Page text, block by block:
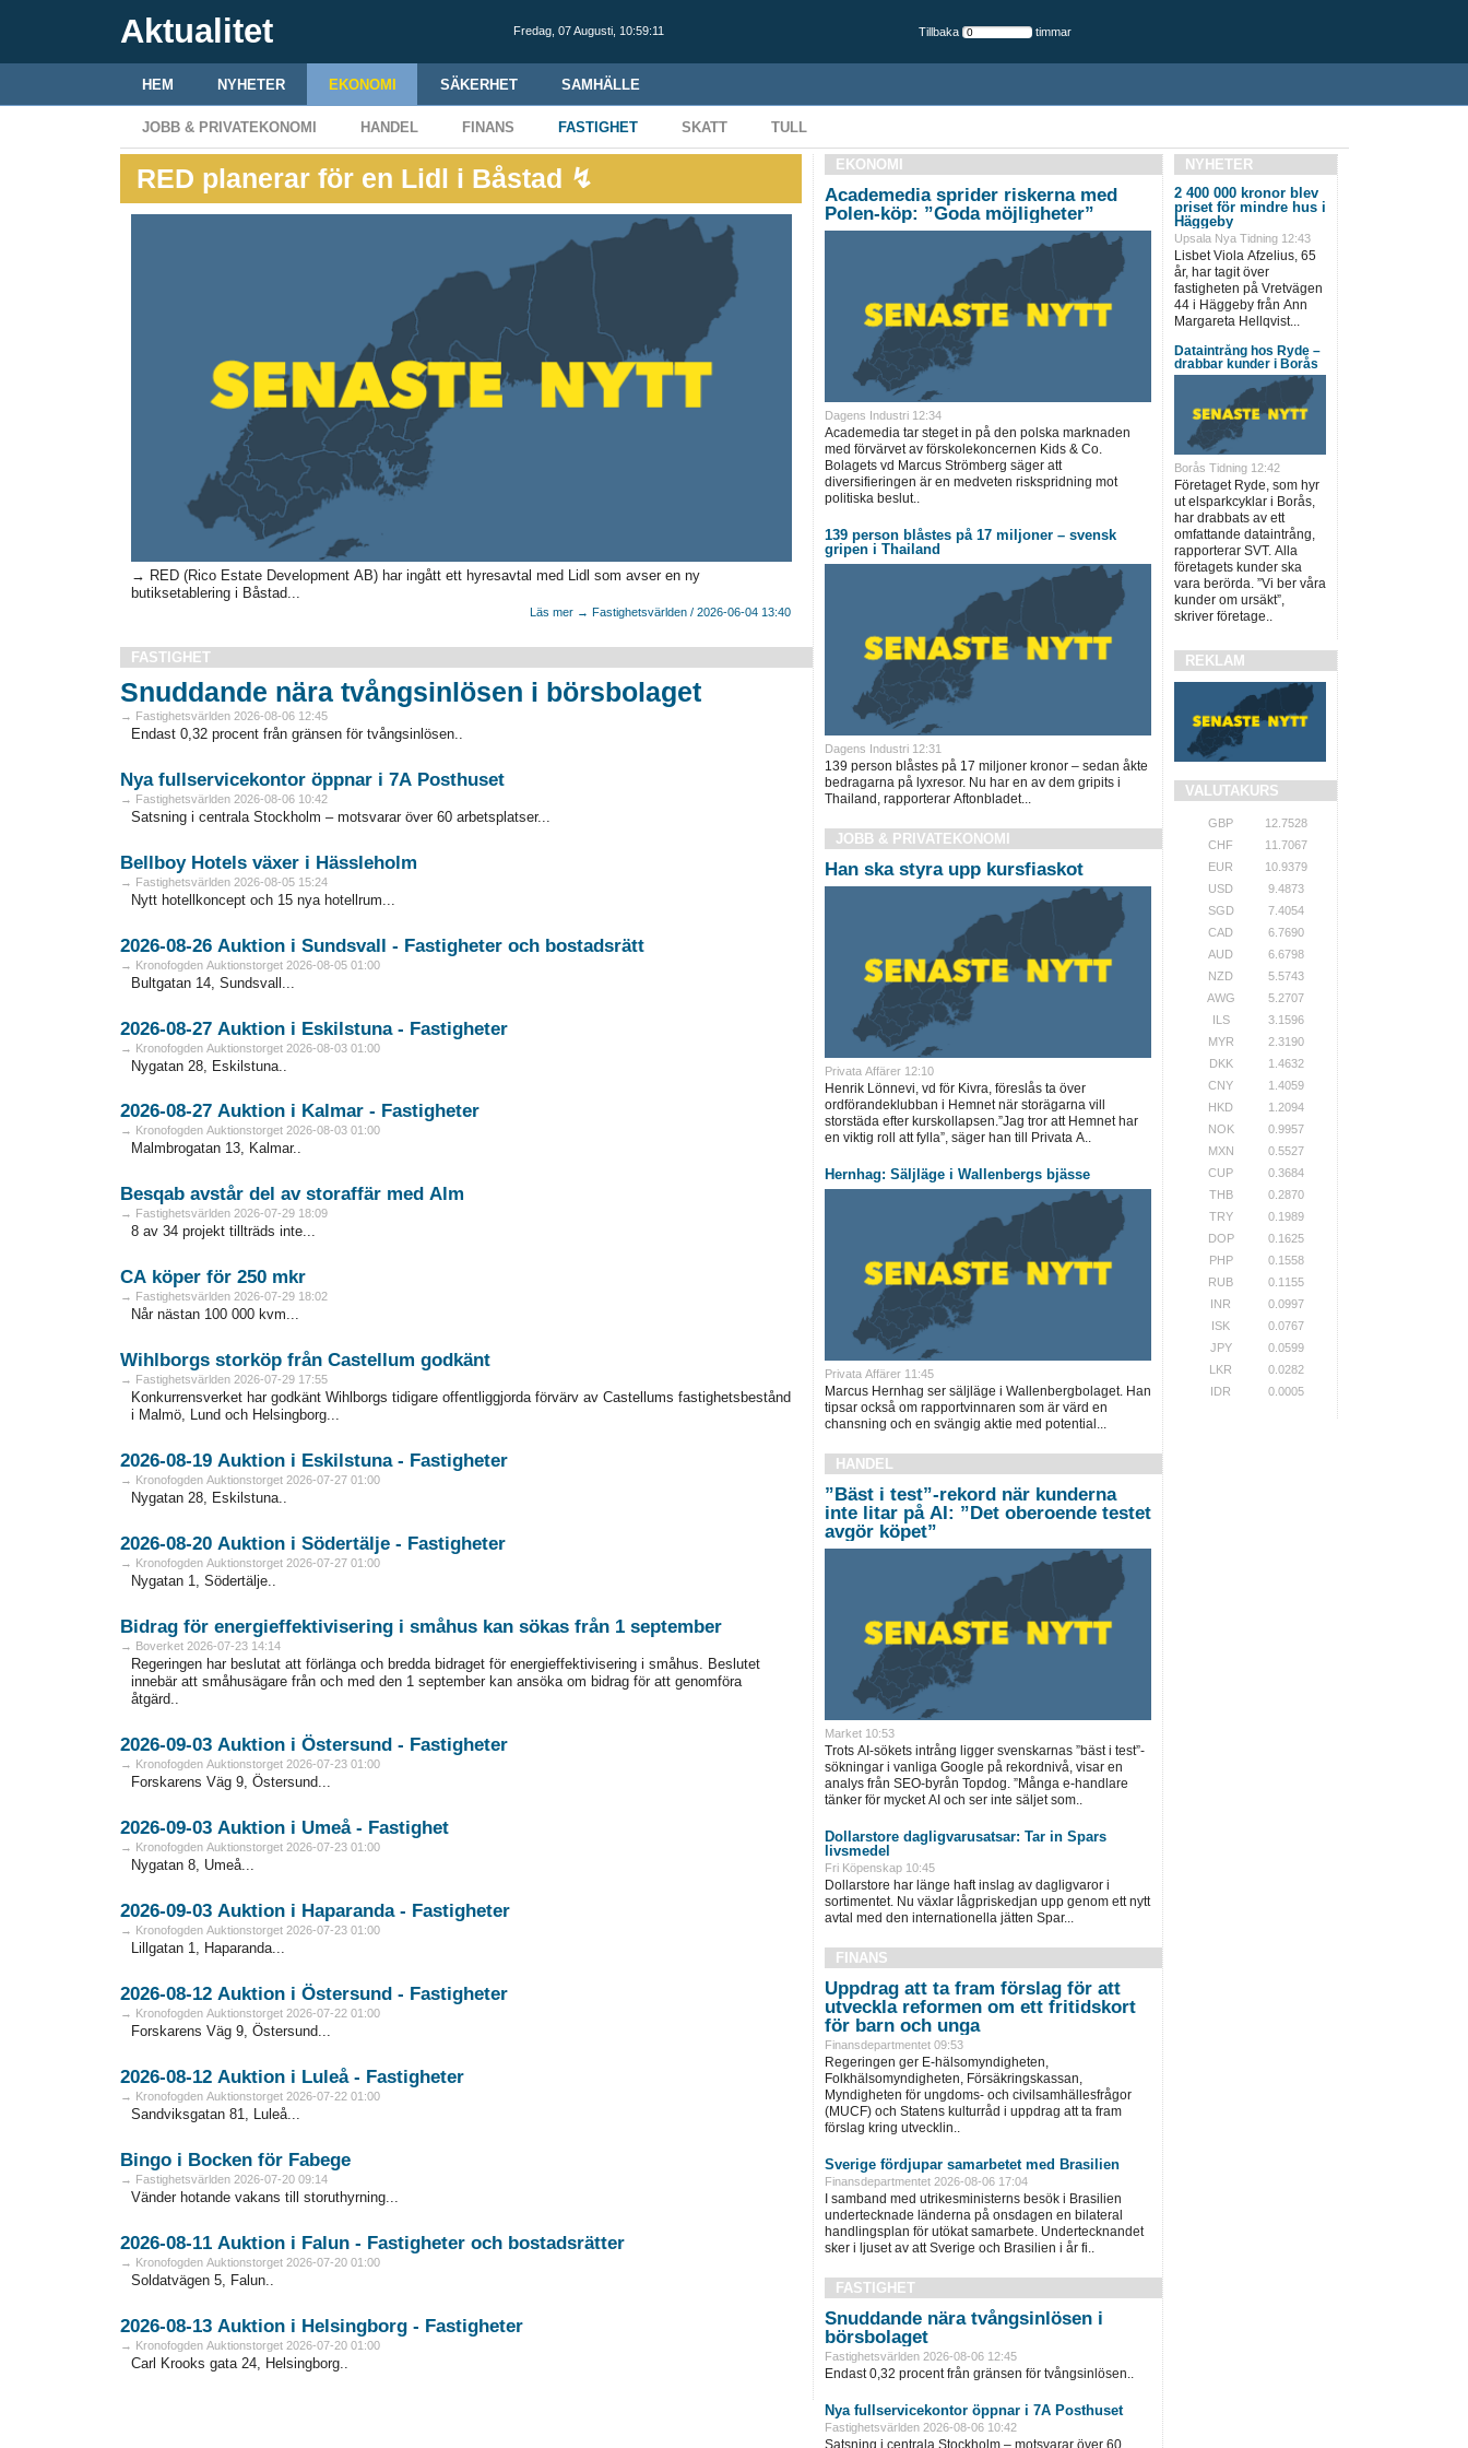
Aktualitet Fredag, 07 Augusti, 10:59:12 Tillbaka timmar
HEM NYHETER EKONOMI SÄKERHET SAMHÄLLE
JOBB & PRIVATEKONOMI HANDEL FINANS FASTIGHET SKATT TULL
RED planerar för en Lidl i Båstad ↯
→ RED (Rico Estate Development AB) har ingått ett hyresavtal med Lidl som avser en ny
butiksetablering i Båstad...
Läs mer → Fastighetsvärlden / 2026-06-04 13:40
FASTIGHET
Snuddande nära tvångsinlösen i börsbolaget
→ Fastighetsvärlden 2026-08-06 12:45
Endast 0,32 procent från gränsen för tvångsinlösen..
Nya fullservicekontor öppnar i 7A Posthuset
→ Fastighetsvärlden 2026-08-06 10:42
Satsning i centrala Stockholm – motsvarar över 60 arbetsplatser...
Bellboy Hotels växer i Hässleholm
→ Fastighetsvärlden 2026-08-05 15:24
Nytt hotellkoncept och 15 nya hotellrum...
2026-08-26 Auktion i Sundsvall - Fastigheter och bostadsrätt
→ Kronofogden Auktionstorget 2026-08-05 01:00
Bultgatan 14, Sundsvall...
2026-08-27 Auktion i Eskilstuna - Fastigheter
→ Kronofogden Auktionstorget 2026-08-03 01:00
Nygatan 28, Eskilstuna..
2026-08-27 Auktion i Kalmar - Fastigheter
→ Kronofogden Auktionstorget 2026-08-03 01:00
Malmbrogatan 13, Kalmar..
Besqab avstår del av storaffär med Alm
→ Fastighetsvärlden 2026-07-29 18:09
8 av 34 projekt tillträds inte...
CA köper för 250 mkr
→ Fastighetsvärlden 2026-07-29 18:02
Når nästan 100 000 kvm...
Wihlborgs storköp från Castellum godkänt
→ Fastighetsvärlden 2026-07-29 17:55
Konkurrensverket har godkänt Wihlborgs tidigare offentliggjorda förvärv av Castellums fastighetsbestånd
i Malmö, Lund och Helsingborg...
2026-08-19 Auktion i Eskilstuna - Fastigheter
→ Kronofogden Auktionstorget 2026-07-27 01:00
Nygatan 28, Eskilstuna..
2026-08-20 Auktion i Södertälje - Fastigheter
→ Kronofogden Auktionstorget 2026-07-27 01:00
Nygatan 1, Södertälje..
Bidrag för energieffektivisering i småhus kan sökas från 1 september
→ Boverket 2026-07-23 14:14
Regeringen har beslutat att förlänga och bredda bidraget för energieffektivisering i småhus. Beslutet
innebär att småhusägare från och med den 1 september kan ansöka om bidrag för att genomföra
åtgärd..
2026-09-03 Auktion i Östersund - Fastigheter
→ Kronofogden Auktionstorget 2026-07-23 01:00
Forskarens Väg 9, Östersund...
2026-09-03 Auktion i Umeå - Fastighet
→ Kronofogden Auktionstorget 2026-07-23 01:00
Nygatan 8, Umeå...
2026-09-03 Auktion i Haparanda - Fastigheter
→ Kronofogden Auktionstorget 2026-07-23 01:00
Lillgatan 1, Haparanda...
2026-08-12 Auktion i Östersund - Fastigheter
→ Kronofogden Auktionstorget 2026-07-22 01:00
Forskarens Väg 9, Östersund...
2026-08-12 Auktion i Luleå - Fastigheter
→ Kronofogden Auktionstorget 2026-07-22 01:00
Sandviksgatan 81, Luleå...
Bingo i Bocken för Fabege
→ Fastighetsvärlden 2026-07-20 09:14
Vänder hotande vakans till storuthyrning...
2026-08-11 Auktion i Falun - Fastigheter och bostadsrätter
→ Kronofogden Auktionstorget 2026-07-20 01:00
Soldatvägen 5, Falun..
2026-08-13 Auktion i Helsingborg - Fastigheter
→ Kronofogden Auktionstorget 2026-07-20 01:00
Carl Krooks gata 24, Helsingborg..
EKONOMI
Academedia sprider riskerna med
Polen-köp: ”Goda möjligheter”
Dagens Industri 12:34
Academedia tar steget in på den polska marknaden
med förvärvet av förskolekoncernen Kids & Co.
Bolagets vd Marcus Strömberg säger att
diversifieringen är en medveten riskspridning mot
politiska beslut..
139 person blåstes på 17 miljoner – svensk
gripen i Thailand
Dagens Industri 12:31
139 person blåstes på 17 miljoner kronor – sedan åkte
bedragarna på lyxresor. Nu har en av dem gripits i
Thailand, rapporterar Aftonbladet...
JOBB & PRIVATEKONOMI
Han ska styra upp kursfiaskot
Privata Affärer 12:10
Henrik Lönnevi, vd för Kivra, föreslås ta över
ordförandeklubban i Hemnet när storägarna vill
storstäda efter kurskollapsen.”Jag tror att Hemnet har
en viktig roll att fylla”, säger han till Privata A..
Hernhag: Säljläge i Wallenbergs bjässe
Privata Affärer 11:45
Marcus Hernhag ser säljläge i Wallenbergbolaget. Han
tipsar också om rapportvinnaren som är värd en
chansning och en svängig aktie med potential...
HANDEL
”Bäst i test”-rekord när kunderna
inte litar på AI: ”Det oberoende testet
avgör köpet”
Market 10:53
Trots AI-sökets intrång ligger svenskarnas ”bäst i test”-
sökningar i vanliga Google på rekordnivå, visar en
analys från SEO-byrån Topdog. ”Många e-handlare
tänker för mycket AI och ser inte säljet som..
Dollarstore dagligvarusatsar: Tar in Spars
livsmedel
Fri Köpenskap 10:45
Dollarstore har länge haft inslag av dagligvaror i
sortimentet. Nu växlar lågpriskedjan upp genom ett nytt
avtal med den internationella jätten Spar...
FINANS
Uppdrag att ta fram förslag för att
utveckla reformen om ett fritidskort
för barn och unga
Finansdepartmentet 09:53
Regeringen ger E-hälsomyndigheten,
Folkhälsomyndigheten, Försäkringskassan,
Myndigheten för ungdoms- och civilsamhällesfrågor
(MUCF) och Statens kulturråd i uppdrag att ta fram
förslag kring utvecklin..
Sverige fördjupar samarbetet med Brasilien
Finansdepartmentet 2026-08-06 17:04
I samband med utrikesministerns besök i Brasilien
undertecknade länderna på onsdagen en bilateral
handlingsplan för utökat samarbete. Undertecknandet
sker i ljuset av att Sverige och Brasilien i år fi..
FASTIGHET
Snuddande nära tvångsinlösen i
börsbolaget
Fastighetsvärlden 2026-08-06 12:45
Endast 0,32 procent från gränsen för tvångsinlösen..
Nya fullservicekontor öppnar i 7A Posthuset
Fastighetsvärlden 2026-08-06 10:42
Satsning i centrala Stockholm – motsvarar över 60
NYHETER
2 400 000 kronor blev
priset för mindre hus i
Häggeby
Upsala Nya Tidning 12:43
Lisbet Viola Afzelius, 65
år, har tagit över
fastigheten på Vretvägen
44 i Häggeby från Ann
Margareta Hellqvist...
Dataintrång hos Ryde –
drabbar kunder i Borås
Borås Tidning 12:42
Företaget Ryde, som hyr
ut elsparkcyklar i Borås,
har drabbats av ett
omfattande dataintrång,
rapporterar SVT. Alla
företagets kunder ska
vara berörda. ”Vi ber våra
kunder om ursäkt”,
skriver företage..
REKLAM
VALUTAKURS
GBP
12.7528
CHF
11.7067
EUR
10.9379
USD
9.4873
SGD
7.4054
CAD
6.7690
AUD
6.6798
NZD
5.5743
AWG
5.2707
ILS
3.1596
MYR
2.3190
DKK
1.4632
CNY
1.4059
HKD
1.2094
NOK
0.9957
MXN
0.5527
CUP
0.3684
THB
0.2870
TRY
0.1989
DOP
0.1625
PHP
0.1558
RUB
0.1155
INR
0.0997
ISK
0.0767
JPY
0.0599
LKR
0.0282
IDR
0.0005